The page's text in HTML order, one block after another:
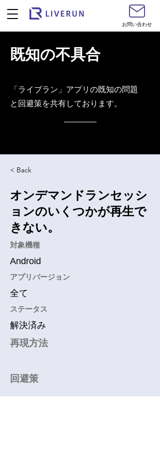
お問い合わせ
既知の不具合
​「ライブラン」アプリの既知の問題
と回避策を共有しております。
< Back
オンデマンドランセッシ
ョンのいくつかが再生で
きない。
​対象機種
Android
アプリバージョン
全て
​ステータス
解決済み
再現方法
回避策